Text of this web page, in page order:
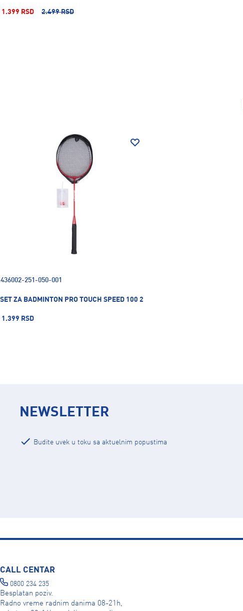
1.399 RSD 2.499 RSD
436002-251-050-001
SET ZA BADMINTON PRO TOUCH SPEED 100 2
1.399 RSD
NEWSLETTER
Budite uvek u toku sa aktuelnim popustima
CALL CENTAR
0800 234 235
Besplatan poziv.
Radno vreme radnim danima 08-21h,